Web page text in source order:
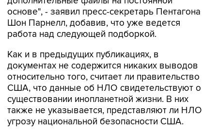
основе", - заявил пресс-секретарь Пентагона
Шон Парнелл, добавив, что уже ведется
работа над следующей подборкой.
Как и в предыдущих публикациях, в
документах не содержится никаких выводов
относительно того, считает ли правительство
США, что данные об НЛО свидетельствуют о
существовании инопланетной жизни. В них
также не указывается, представляют ли НЛО
угрозу национальной безопасности США.